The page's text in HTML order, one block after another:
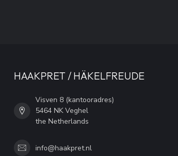
HAAKPRET / HÄKELFREUDE
Visven 8 (kantooradres)
5464 NK Veghel
the Netherlands
info@haakpret.nl